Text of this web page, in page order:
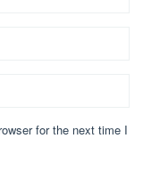
for the next time I